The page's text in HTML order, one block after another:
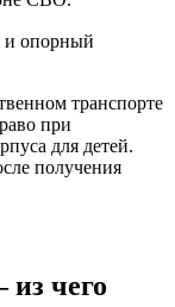
опорный
транспорте
при
для детей.
получения
чего